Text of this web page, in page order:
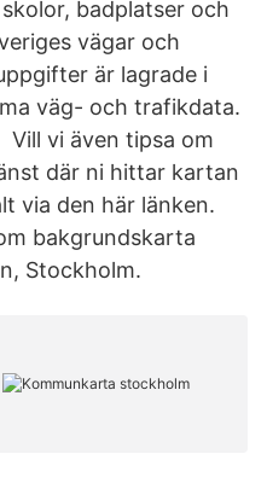
badplatser och
vägar och
är lagrade i
väg- och trafikdata.
vi även tipsa om
där ni hittar kartan
via den här länken.
bakgrundskarta
Stockholm.